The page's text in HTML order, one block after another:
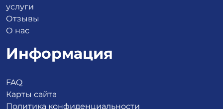
услуги
Отзывы
О нас
Информация
FAQ
Карты сайта
Политика конфиденциальности